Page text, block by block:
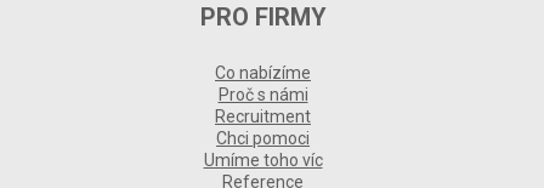
PRO FIRMY
Co nabízíme
Proč s námi
Recruitment
Chci pomoci
Umíme toho víc
Reference